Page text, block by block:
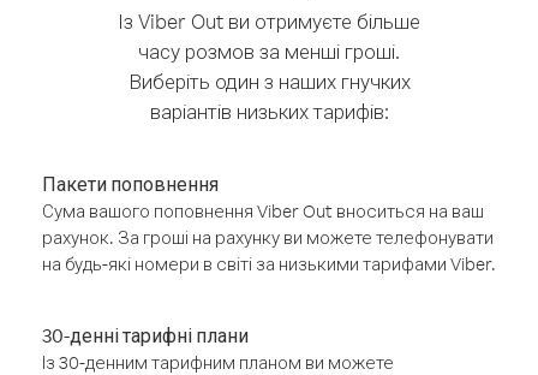
Із Viber Out ви отримуєте більше
часу розмов за менші гроші.
Виберіть один з наших гнучких
варіантів низьких тарифів:
Пакети поповнення
Сума вашого поповнення Viber Out вноситься на ваш
рахунок. За гроші на рахунку ви можете телефонувати
на будь-які номери в світі за низькими тарифами Viber.
30-денні тарифні плани
Із 30-денним тарифним планом ви можете